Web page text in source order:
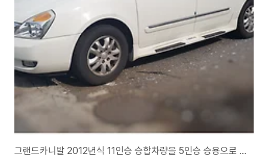
다.이곳은 그러한 일상의 작지만 의미 있는 움직임을 기록하고 나누는 공간입
니다.🔍 어떤 이야기를 담고 있나요?이슈와 통찰: 세상을 움직이는 이슈들을
깊이 있게 해석하고, 개인의 삶에 어떤 영향을 미치는지..
그랜드카니발 2012년식 11인승 승합차량을 5인승 승용으로 구조변경, 좌충우돌 셀프 구조변경 과정... [어렵지 않음]